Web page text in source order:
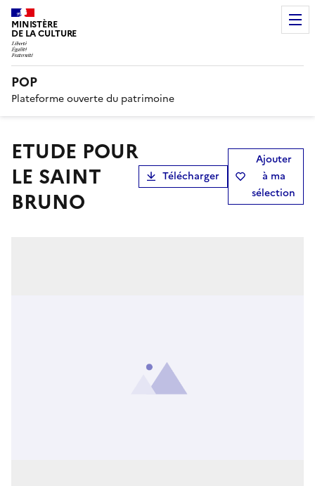
MINISTÈRE
DE LA CULTURE
POP
Plateforme ouverte du patrimoine
ETUDE POUR
LE SAINT
BRUNO
Télécharger
Ajouter
à ma
sélection